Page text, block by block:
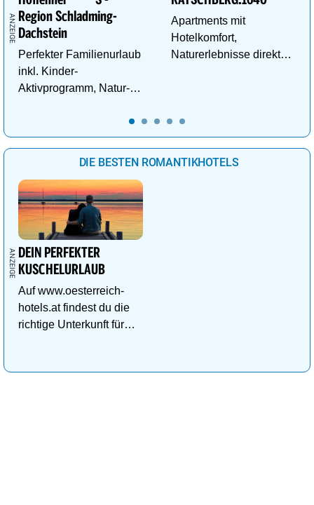
Region Schladming-
Dachstein
Perfekter Familienurlaub
inkl. Kinder-
Aktivprogramm, Natur-
uvm.
Apartments mit
Hotelkomfort,
Naturerlebnisse direkt
DIE BESTEN ROMANTIKHOTELS
DEIN PERFEKTER
KUSCHELURLAUB
Auf www.oesterreich-
hotels.at findest du die
richtige Unterkunft für